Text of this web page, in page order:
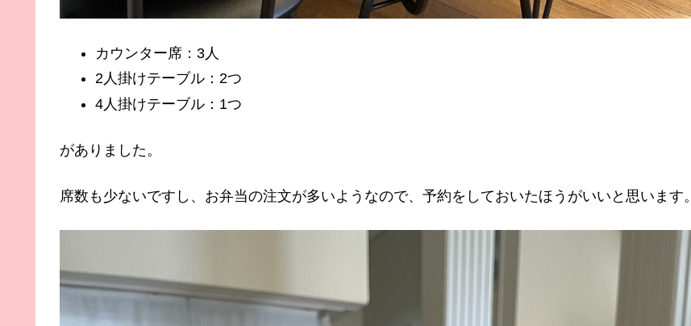
カウンター席：3人
2人掛けテーブル：2つ
4人掛けテーブル：1つ
がありました。
席数も少ないですし、お弁当の注文が多いようなので、予約をしておいたほうがいいと思います。